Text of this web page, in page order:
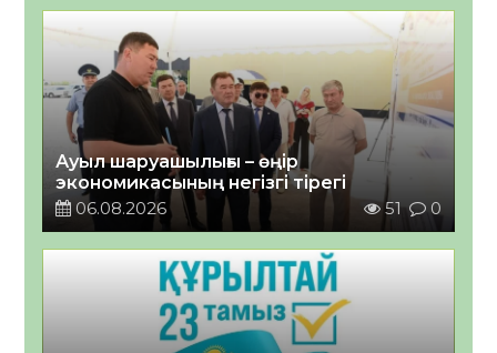
Ауыл шаруашылығы – өңір
экономикасының негізгі тірегі
06.08.2026
51 0